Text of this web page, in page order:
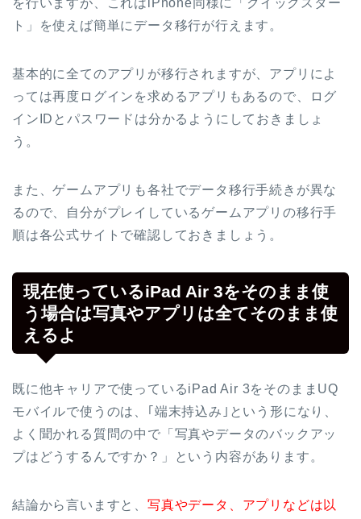
ト」を使えば簡単にデータ移行が行えます。
基本的に全てのアプリが移行されますが、アプリによ
っては再度ログインを求めるアプリもあるので、ログ
インIDとパスワードは分かるようにしておきましょ
う。
また、ゲームアプリも各社でデータ移行手続きが異な
るので、自分がプレイしているゲームアプリの移行手
順は各公式サイトで確認しておきましょう。
現在使っているiPad Air 3をそのまま使
う場合は写真やアプリは全てそのまま使
えるよ
既に他キャリアで使っているiPad Air 3をそのままUQ
モバイルで使うのは、｢端末持込み｣という形になり、
よく聞かれる質問の中で「写真やデータのバックアッ
プはどうするんですか？」という内容があります。
結論から言いますと、 写真やデータ、アプリなどは以